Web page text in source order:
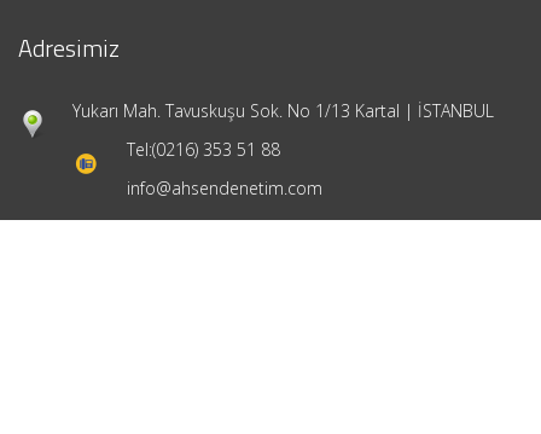
Adresimiz
Yukarı Mah. Tavuskuşu Sok. No 1/13 Kartal | İSTANBUL
Tel:(0216) 353 51 88
info@ahsendenetim.com